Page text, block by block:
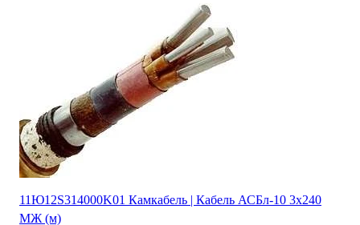
11Ю12S314000K01 Камкабель | Кабель АСБл-10 3х240
МЖ (м)